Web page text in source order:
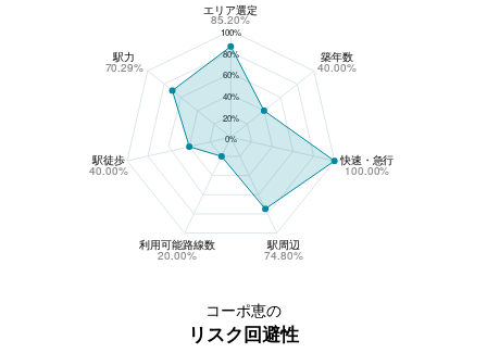
100%
80%
60%
40%
20%
0%
エリア選定
85.20%
駅力
70.29%
駅徒歩
40.00%
利用可能路線数
20.00%
駅周辺
74.80%
快速・急行
100.00%
築年数
40.00%
コーポ恵の
リスク回避性